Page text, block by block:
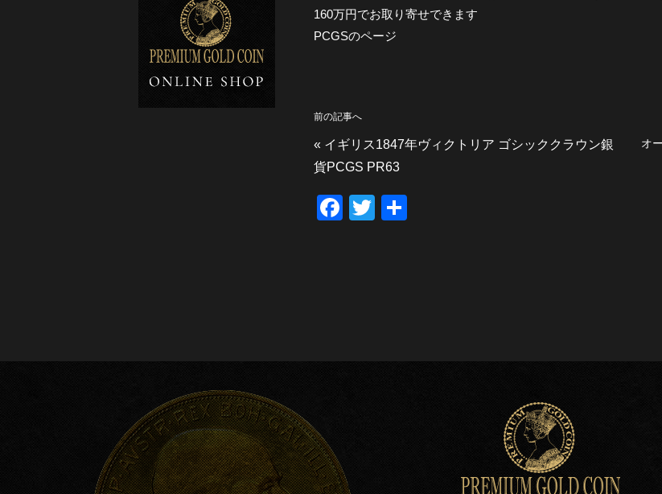
160万円でお取り寄せできます
PCGSのページ
前の記事へ
« イギリス1847年ヴィクトリア ゴシッククラウン銀
貨PCGS PR63
オ
F
o
T